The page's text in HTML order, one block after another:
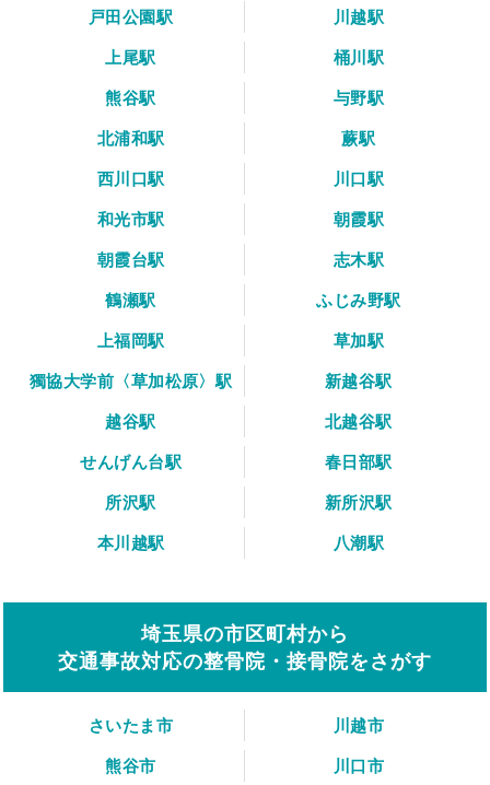
戸田公園駅
川越駅
上尾駅
桶川駅
熊谷駅
与野駅
北浦和駅
蕨駅
西川口駅
川口駅
和光市駅
朝霞駅
朝霞台駅
志木駅
鶴瀬駅
ふじみ野駅
上福岡駅
草加駅
獨協大学前〈草加松原〉駅
新越谷駅
越谷駅
北越谷駅
せんげん台駅
春日部駅
所沢駅
新所沢駅
本川越駅
八潮駅
埼玉県の市区町村から
交通事故対応の整骨院・接骨院をさがす
さいたま市
川越市
熊谷市
川口市